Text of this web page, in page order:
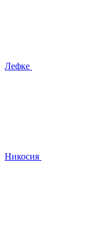
Лефке
Никосия